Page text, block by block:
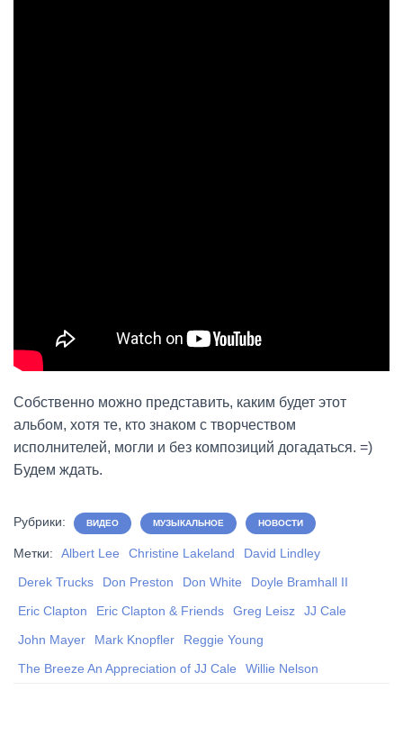
Собственно можно представить, каким будет этот
альбом, хотя те, кто знаком с творчеством
исполнителей, могли и без композиций догадаться. =)
Будем ждать.
Рубрики: ВИДЕО МУЗЫКАЛЬНОЕ НОВОСТИ
Метки: Albert Lee Christine Lakeland
David Lindley
Derek Trucks
Don Preston Don White
Doyle Bramhall II
Eric Clapton
Eric Clapton & Friends Greg Leisz
JJ Cale
John Mayer
Mark Knopfler
Reggie Young
The Breeze An Appreciation of JJ Cale
Willie Nelson